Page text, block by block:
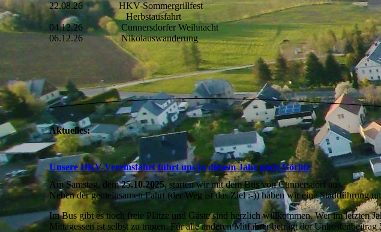
22.08.26 HKV-Sommergrillfest
Herbstausfahrt
04.12.26 Cunnersdorfer Weihnacht
06.12.26 Nikolauswanderung
Aktuelles:
Unsere HKV-Vereinsfahrt führt uns in diesem Jahr nach Görlitz
Am Samstag, dem25.10.2025, starten wir mit dem Bus von Cunnersdorf aus.
Neben der gemeinsamen Fahrt (der Weg ist das Ziel :-)) haben wir eine Stadtführung
Im Bus gibt es noch freie Plätze und Gäste sind herzlich willkommen. Wer im letzten
Mittagessen ist selbst zu tragen. Für alle anderen Mitfahrer beträgt der